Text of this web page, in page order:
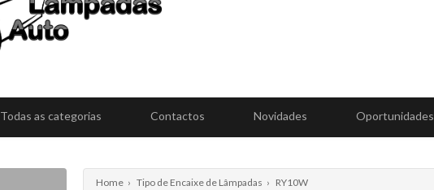
Todas as categorias Contactos Novidades Oportunidades
Home › Tipo de Encaixe de Lâmpadas › RY10W